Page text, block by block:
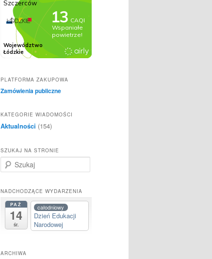
PLATFORMA ZAKUPOWA
Zamówienia publiczne
KATEGORIE WIADOMOŚCI
Aktualności (154)
SZUKAJ NA STRONIE
z
k
a
NADCHODZĄCE WYDARZENIA
PAŹ
14
śr.
całodniowy
Dzień Edukacji
Narodowej
ARCHIWA